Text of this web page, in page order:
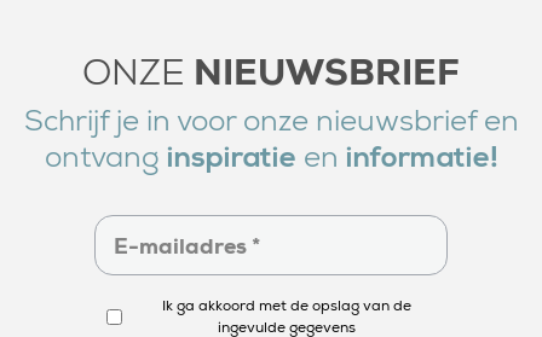
ONZE NIEUWSBRIEF
Schrijf je in voor onze nieuwsbrief en
ontvang inspiratie en informatie!
Ik ga akkoord met de opslag van de
ingevulde gegevens